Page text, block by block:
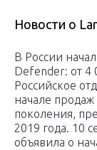
Новости о
В России
Defender: от 4
Российское
начале
поколения,
2019 года. 10
объявила о